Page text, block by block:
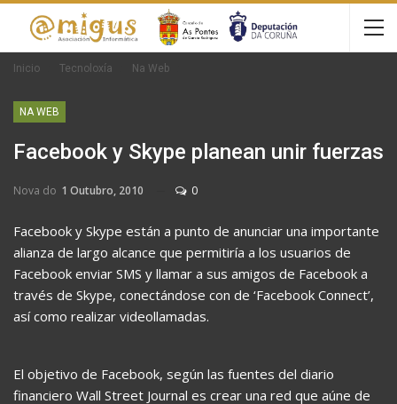
Inicio Tecnoloxía Na Web
NA WEB
Facebook y Skype planean unir fuerzas
Nova do 1 Outubro, 2010 0
Facebook y Skype están a punto de anunciar una importante
alianza de largo alcance que permitiría a los usuarios de
Facebook enviar SMS y llamar a sus amigos de Facebook a
través de Skype, conectándose con de ‘Facebook Connect’,
así como realizar videollamadas.
El objetivo de Facebook, según las fuentes del diario
financiero Wall Street Journal es crear una red que aúne de